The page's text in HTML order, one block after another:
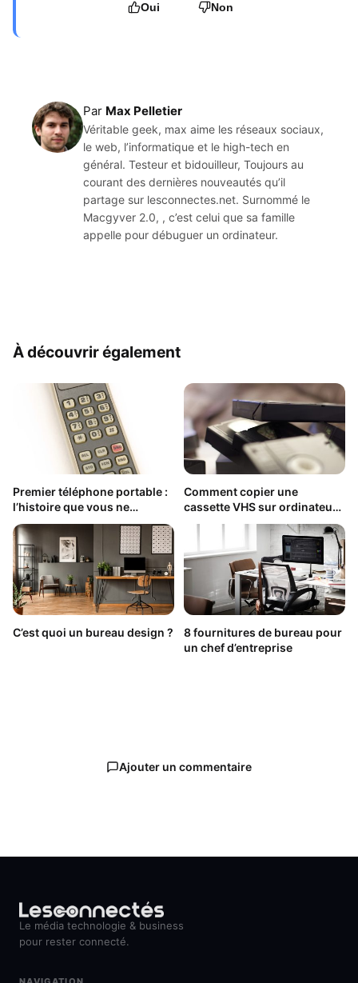
Oui Non
Par Max Pelletier
Véritable geek, max aime les réseaux sociaux,
le web, l’informatique et le high-tech en
général. Testeur et bidouilleur, Toujours au
courant des dernières nouveautés qu’il
partage sur lesconnectes.net. Surnommé le
Macgyver 2.0, , c’est celui que sa famille
appelle pour débuguer un ordinateur.
À découvrir également
Premier téléphone portable :
l’histoire que vous ne
connaissez pas
Comment copier une
cassette VHS sur ordinateur
facilement ?
C’est quoi un bureau design ?
8 fournitures de bureau pour
un chef d’entreprise
Ajouter un commentaire
Le média technologie & business
pour rester connecté.